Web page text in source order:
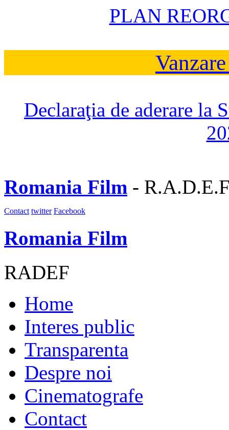
PLAN
Declaraţia de aderare la
Romania Film -
Contact twitter Facebook
Romania Film
RADEF
Home
Interes public
Transparenta
Despre noi
Cinematografe
Contact